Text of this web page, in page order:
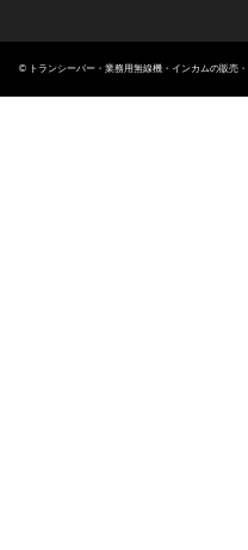
© トランシーバー・業務用無線機・インカムの販売